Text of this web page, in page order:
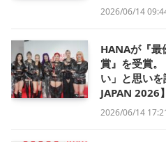
2026/06/14
HANAが『最
賞』を受賞
い」と思い
JAPAN 2026】
2026/06/14